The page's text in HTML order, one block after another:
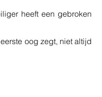
heeft een gebroken
oog zegt, niet altijd